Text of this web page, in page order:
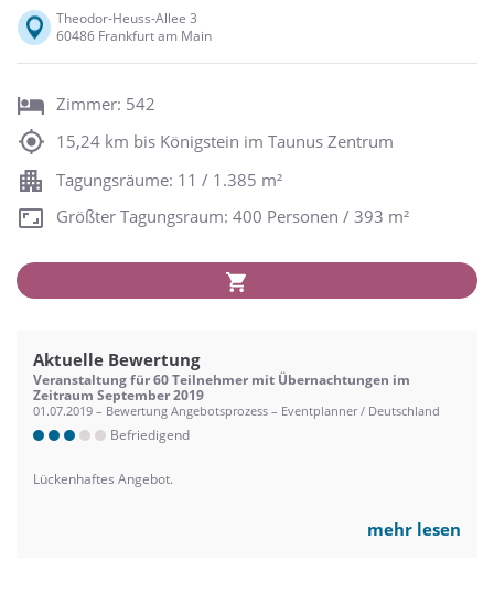
Theodor-Heuss-Allee 3
60486 Frankfurt am Main
Zimmer: 542
15,24 km bis Königstein im Taunus Zentrum
Tagungsräume: 11 / 1.385 m²
Größter Tagungsraum: 400 Personen / 393 m²
Aktuelle Bewertung
Veranstaltung für 60 Teilnehmer mit Übernachtungen im
Zeitraum September 2019
01.07.2019 – Bewertung Angebotsprozess – Eventplanner / Deutschland
Befriedigend
Lückenhaftes Angebot.
mehr lesen